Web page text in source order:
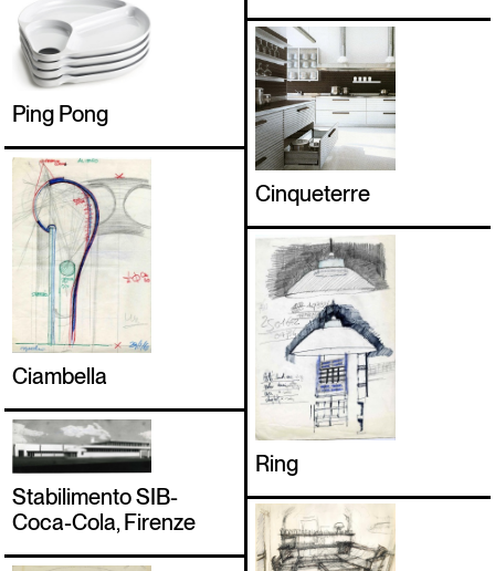
Cinqueterre
Ciambella
Ring
Stabilimento SIB-
Coca-Cola, Firenze
Ping Pong